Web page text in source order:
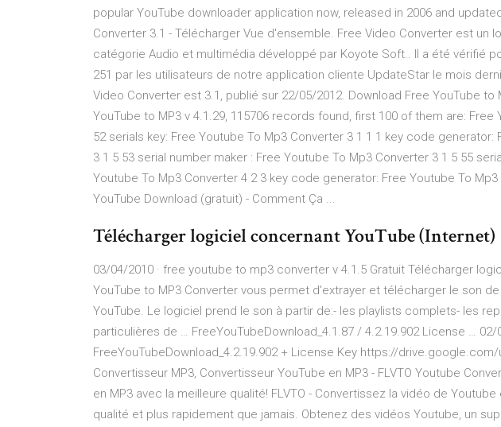
popular YouTube downloader application now, released in 2006 and
Converter 3.1 - Télécharger Vue d'ensemble. Free Video Converter est un
catégorie Audio et multimédia développé par Koyote Soft.. Il a été vérifié
251 par les utilisateurs de notre application cliente UpdateStar le mois
Video Converter est 3.1, publié sur 22/05/2012. Download Free YouTube to
YouTube to MP3 v 4.1.29, 115706 records found, first 100 of them are: Free
52 serials key: Free Youtube To Mp3 Converter 3 1 1 1 key code generator:
3 1 5 53 serial number maker : Free Youtube To Mp3 Converter 3 1 5 55
Youtube To Mp3 Converter 4 2 3 key code generator: Free Youtube To
YouTube Download (gratuit) - Comment Ça ...
Télécharger logiciel concernant YouTube (Internet)
03/04/2010 · free youtube to mp3 converter v 4.1.5 Gratuit Télécharger
YouTube to MP3 Converter vous permet d'extrayer et télécharger le son
YouTube. Le logiciel prend le son à partir de:- les playlists complets- les
particulières de … FreeYouTubeDownload_4.1.87 / 4.2.19.902 License … 02/
FreeYouTubeDownload_4.2.19.902 + License Key https://drive.google.com/
Convertisseur MP3, Convertisseur YouTube en MP3 - FLVTO Youtube
en MP3 avec la meilleure qualité! FLVTO - Convertissez la vidéo de
qualité et plus rapidement que jamais. Obtenez des vidéos Youtube, un